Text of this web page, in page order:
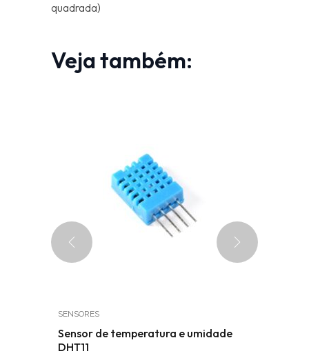
quadrada)
Veja também:
SENSORES
Sensor de temperatura e umidade
DHT11